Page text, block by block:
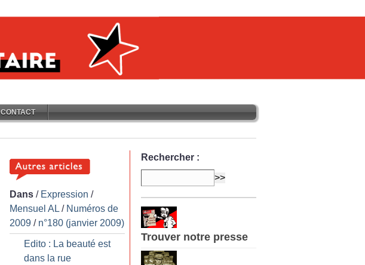
CONTACT
Dans / Expression /
Mensuel AL / Numéros de
2009 / n°180 (janvier 2009)
Edito : La beauté est
dans la rue
Rechercher :
Trouver notre presse